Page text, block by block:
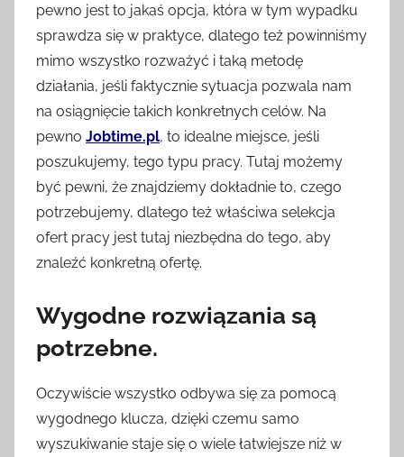
pewno jest to jakaś opcja, która w tym wypadku
sprawdza się w praktyce, dlatego też powinniśmy
mimo wszystko rozważyć i taką metodę
działania, jeśli faktycznie sytuacja pozwala nam
na osiągnięcie takich konkretnych celów. Na
pewno Jobtime.pl, to idealne miejsce, jeśli
poszukujemy, tego typu pracy. Tutaj możemy
być pewni, że znajdziemy dokładnie to, czego
potrzebujemy, dlatego też właściwa selekcja
ofert pracy jest tutaj niezbędna do tego, aby
znaleźć konkretną ofertę.
Wygodne rozwiązania są
potrzebne.
Oczywiście wszystko odbywa się za pomocą
wygodnego klucza, dzięki czemu samo
wyszukiwanie staje się o wiele łatwiejsze niż w